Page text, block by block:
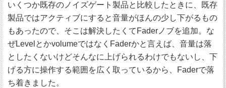
いくつか既存のノイズゲート製品と比較したときに、既存
製品ではアクティブにすると音量がほんの少し下がるもの
もあったので、そこは解決したくてFaderノブを追加。な
ぜLevelとかvolumeではなくFaderかと言えば、音量は落
としたくないけどそんなに上げられるわけでもないし、下
げる方に操作する範囲を広く取っているから、Faderで落
ち着きました。